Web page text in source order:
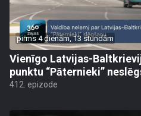
pirms 4 dienām, 13 stundām
Vienīgo Latvijas-
punktu “Pāternieki”
412. epizode